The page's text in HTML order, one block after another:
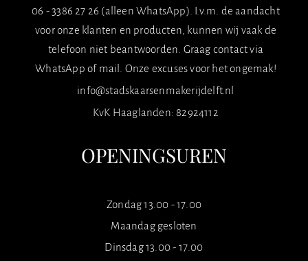
06 - 3386 27 26 (alleen WhatsApp). I.v.m. de aandacht
voor onze klanten en producten, kunnen wij vaak de
telefoon niet beantwoorden. Graag contact via
WhatsApp of mail. Onze excuses voor het ongemak!
info@stadskaarsenmakerijdelft.nl
KvK Haaglanden: 82924112
OPENINGSUREN
Zondag 13.00 - 17.00
Maandag gesloten
Dinsdag 13.00 - 17.00